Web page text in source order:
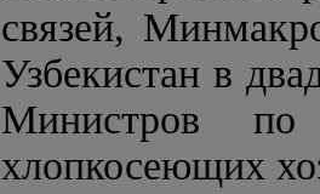
связей,
Узбекистан в
Министров по
хлопкосеющих